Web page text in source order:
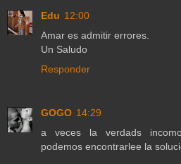
Edu 12:00
Amar es admitir errores.
Un Saludo
Responder
GOGO 14:29
a veces la verdads
podemos encontrarlee la